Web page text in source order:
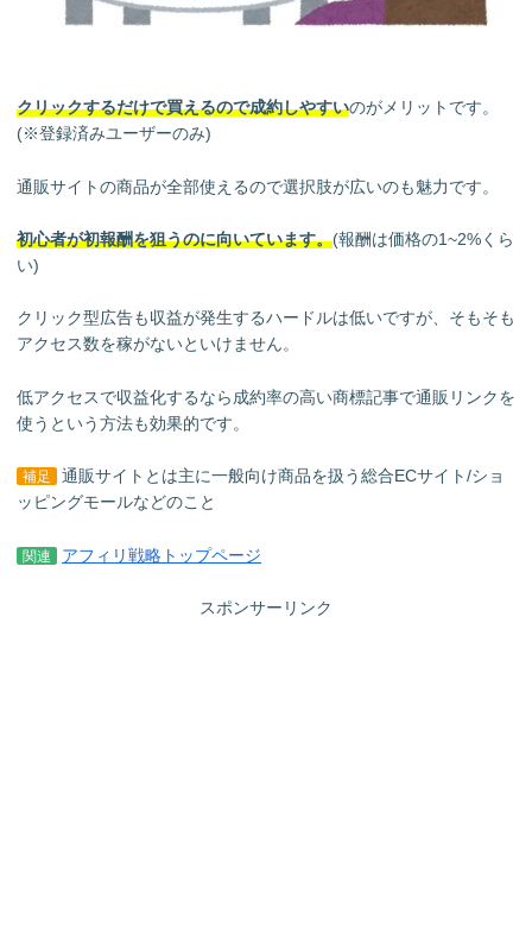
クリックするだけで買えるので成約しやすいのがメリットです。
(※登録済みユーザーのみ)
通販サイトの商品が全部使えるので選択肢が広いのも魅力です。
初心者が初報酬を狙うのに向いています。(報酬は価格の1~2%くら
い)
クリック型広告も収益が発生するハードルは低いですが、そもそも
アクセス数を稼がないといけません。
低アクセスで収益化するなら成約率の高い商標記事で通販リンクを
使うという方法も効果的です。
補足
通販サイトとは主に一般向け商品を扱う総合ECサイト/ショ
ッピングモールなどのこと
関連 アフィリ戦略トップページ
スポンサーリンク